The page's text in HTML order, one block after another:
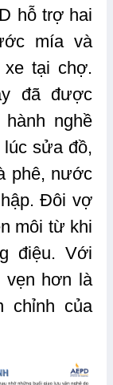
hỗ trợ hai
mía và
tại chợ.
đã được
nghề
sửa đồ,
phê, nước
Đôi vợ
môi từ khi
điệu. Với
vẹn hơn là
chỉnh của